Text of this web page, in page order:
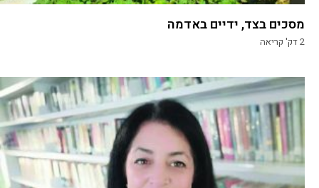
מסכים בצד, ידיים באדמה
2דק' קריאה